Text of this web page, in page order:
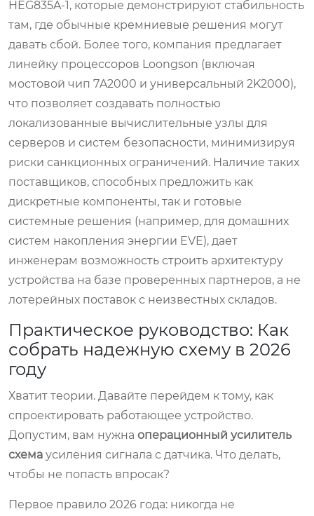
HEG835A-1, которые демонстрируют стабильность
там, где обычные кремниевые решения могут
давать сбой. Более того, компания предлагает
линейку процессоров Loongson (включая
мостовой чип 7A2000 и универсальный 2K2000),
что позволяет создавать полностью
локализованные вычислительные узлы для
серверов и систем безопасности, минимизируя
риски санкционных ограничений. Наличие таких
поставщиков, способных предложить как
дискретные компоненты, так и готовые
системные решения (например, для домашних
систем накопления энергии EVE), дает
инженерам возможность строить архитектуру
устройства на базе проверенных партнеров, а не
лотерейных поставок с неизвестных складов.
Практическое руководство: Как
собрать надежную схему в 2026
году
Хватит теории. Давайте перейдем к тому, как
спроектировать работающее устройство.
Допустим, вам нужна операционный усилитель
схема усиления сигнала с датчика. Что делать,
чтобы не попасть впросак?
Первое правило 2026 года: никогда не